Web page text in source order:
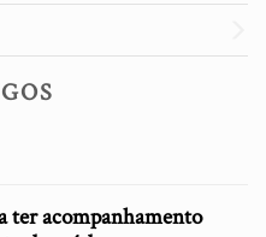
ter acompanhamento